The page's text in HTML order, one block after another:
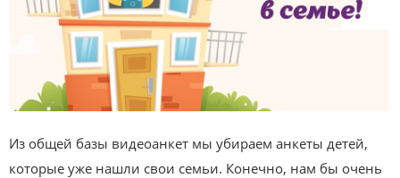
Из общей базы видеоанкет мы убираем анкеты детей,
которые уже нашли свои семьи. Конечно, нам бы очень